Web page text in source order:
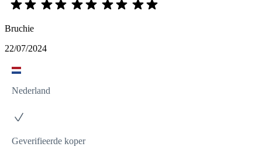
Bruchie
22/07/2024
Nederland
Geverifieerde koper